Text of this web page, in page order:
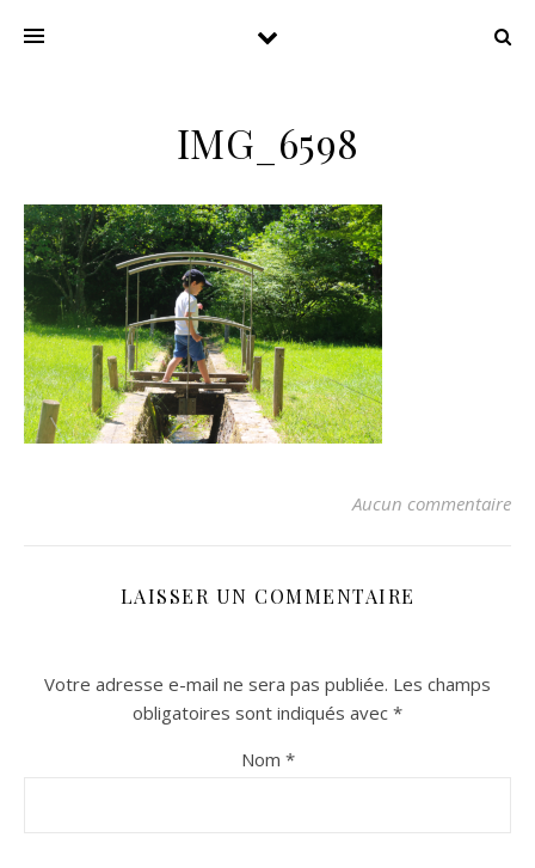
IMG_6598
Aucun commentaire
LAISSER UN COMMENTAIRE
Votre adresse e-mail ne sera pas publiée. Les champs
obligatoires sont indiqués avec *
Nom *